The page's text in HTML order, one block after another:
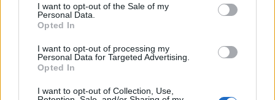
I want to opt-out of the Sale of my
Personal Data.
Opted In
I want to opt-out of processing my
Personal Data for Targeted Advertising.
Opted In
I want to opt-out of Collection, Use,
Πράσινη Μετάβαση και τις